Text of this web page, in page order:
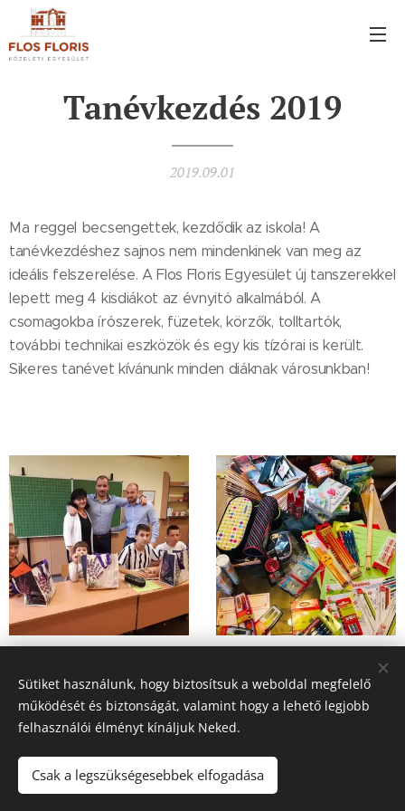
Tanévkezdés 2019
2019.09.01
Ma reggel becsengettek, kezdődik az iskola! A
tanévkezdéshez sajnos nem mindenkinek van meg az
ideális felszerelése. A Flos Floris Egyesület új tanszerekkel
lepett meg 4 kisdiákot az évnyitó alkalmából. A
csomagokba írószerek, füzetek, körzők, tolltartók,
további technikai eszközök és egy kis tízórai is került.
Sikeres tanévet kívánunk minden diáknak városunkban! ‍‍
Share
Sütiket használunk, hogy biztosítsuk a weboldal megfelelő
működését és biztonságát, valamint hogy a lehető legjobb
felhasználói élményt kínáljuk Neked.
Csak a legszükségesebbek elfogadása